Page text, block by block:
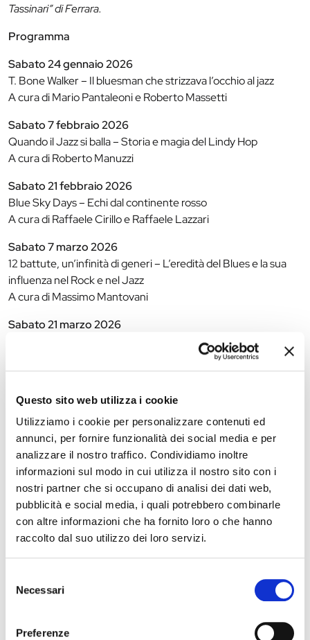
Questo sito web utilizza i cookie
Utilizziamo i cookie per personalizzare contenuti ed
annunci, per fornire funzionalità dei social media e per
analizzare il nostro traffico. Condividiamo inoltre
informazioni sul modo in cui utilizza il nostro sito con i
nostri partner che si occupano di analisi dei dati web,
pubblicità e social media, i quali potrebbero combinarle
con altre informazioni che ha fornito loro o che hanno
raccolto dal suo utilizzo dei loro servizi.
delNecessari
Preferenze
Tassinari” di Ferrara.
Programma
Sabato 24 gennaio 2026
T. Bone Walker – Il bluesman che strizzava l’occhio al jazz
A cura di Mario Pantaleoni e Roberto Massetti
Sabato 7 febbraio 2026
Quando il Jazz si balla – Storia e magia del Lindy Hop
A cura di Roberto Manuzzi
Sabato 21 febbraio 2026
Blue Sky Days – Echi dal continente rosso
A cura di Raffaele Cirillo e Raffaele Lazzari
Sabato 7 marzo 2026
12 battute, un’infinità di generi – L’eredità del Blues e la sua
influenza nel Rock e nel Jazz
A cura di Massimo Mantovani
Sabato 21 marzo 2026
L’evoluzione del blues – Da Robert Johnson a Shari
Il Country moderno – La tradizione che si rinnova
A cura di Stefano Parma
Aula Magna “Stefano Tassinari” – Scuola di Musica Moderna
Via Darsena 57, Ferrara
Orari
Ore 15.30
Ingresso libero fino a esaurimento posti
Contatti
AMF – Scuola di Musica Moderna